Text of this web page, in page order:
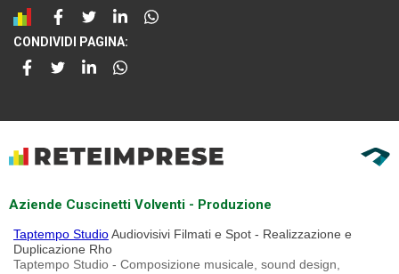
CONDIVIDI PAGINA:
Aziende Cuscinetti Volventi - Produzione
Taptempo StudioAudiovisivi Filmati e Spot - Realizzazione e
Duplicazione Rho
Taptempo Studio - Composizione musicale, sound design,